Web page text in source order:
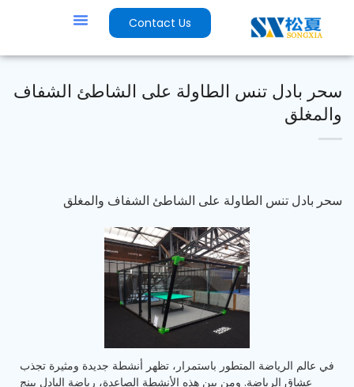
Contact Us
سحر بادل تنس الطاولة على الشاطئ الشفاف
والمغلق
سحر بادل تنس الطاولة على الشاطئ الشفاف والمغلق
في عالم الرياضة المتطور باستمرار، تظهر أنشطة جديدة ومثيرة تجذب
عشاق الرياضة. ومن بين هذه الأنشطة الصاعدة، رياضة البادل بينج